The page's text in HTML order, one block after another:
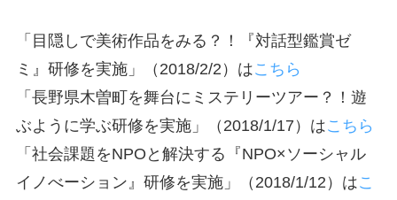
「目隠しで美術作品をみる？！『対話型鑑賞ゼ
ミ』研修を実施」（2018/2/2）はこちら
「長野県木曽町を舞台にミステリーツアー？！遊
ぶように学ぶ研修を実施」（2018/1/17）はこちら
「社会課題をNPOと解決する『NPO×ソーシャル
イノべーション』研修を実施」（2018/1/12）はこ